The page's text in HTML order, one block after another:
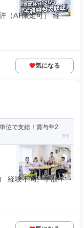
（AT限定可） 経
気になる
位で支給！賞与年2
経験不問、学歴不